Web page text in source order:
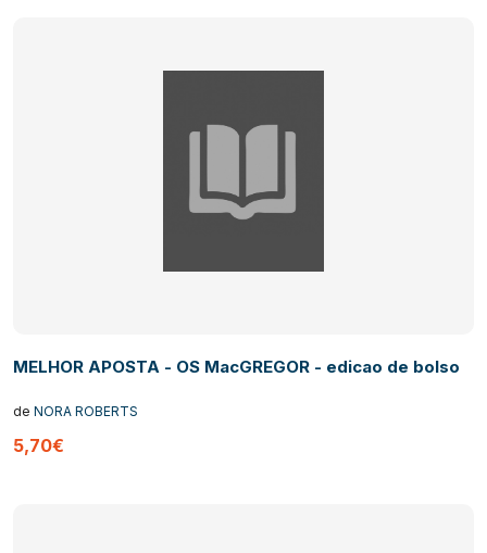
MELHOR APOSTA - OS MacGREGOR - edicao de bolso
de NORA ROBERTS
5,70€